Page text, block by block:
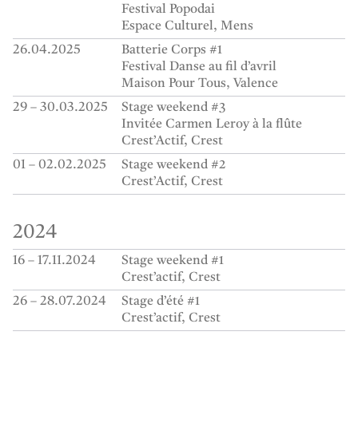
Festival Popodai
Espace Culturel
Mens
26.04.2025
Batterie Corps #1
Festival Danse au fil d’avril
Maison Pour Tous
Valence
29 – 30.03.2025
Stage weekend #3
Invitée Carmen Leroy à la flûte
Crest’Actif
Crest
01 – 02.02.2025
Stage weekend #2
Crest’Actif
Crest
2024
16 – 17.11.2024
Stage weekend #1
Crest’actif
Crest
26 – 28.07.2024
Stage d’été #1
Crest’actif
Crest